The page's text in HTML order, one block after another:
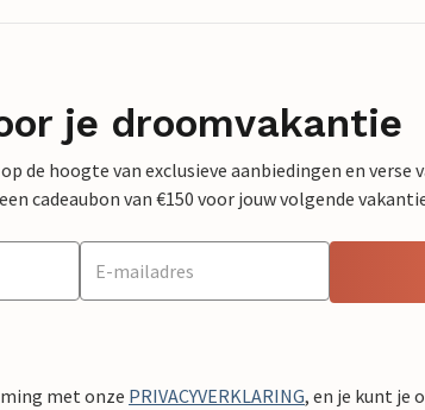
je droomvakantie
de hoogte van exclusieve aanbiedingen en verse
cadeaubon van €150 voor jouw volgende
met onze PRIVACYVERKLARING, en je kunt je